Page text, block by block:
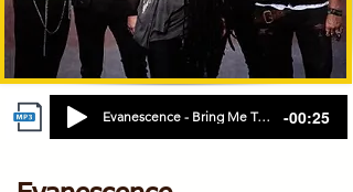
Evanescence - Bring Me To Life -00:25